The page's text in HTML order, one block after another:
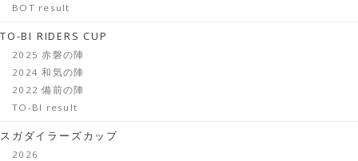
BOT result
TO-BI RIDERS CUP
2025 赤磐の陣
2024 和気の陣
2022 備前の陣
TO-BI result
スガダイラーズカップ
2026